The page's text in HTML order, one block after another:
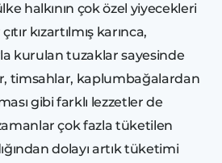
halkının çok özel yiyecekleri
kızartılmış karınca,
kurulan tuzaklar sayesinde
timsahlar, kaplumbağalardan
gibi farklı lezzetler de
çok fazla tüketilen
dolayı artık tüketimi